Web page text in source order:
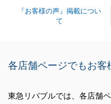
『お客様の声』掲載につい
て
各店舗ページでもお客
東急リバブルでは、各店舗